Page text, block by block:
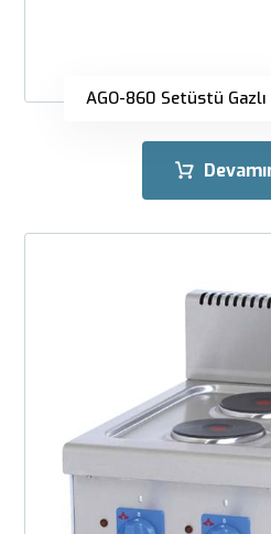
AGO-860 Setüstü